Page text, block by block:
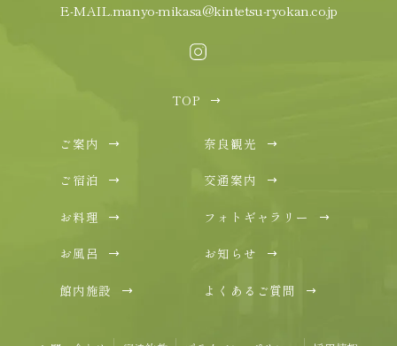
E-MAIL.manyo-mikasa@kintetsu-ryokan.co.jp
TOP
ご案内
ご宿泊
お料理
お風呂
館内施設
奈良観光
交通案内
フォトギャラリー
お知らせ
よくあるご質問